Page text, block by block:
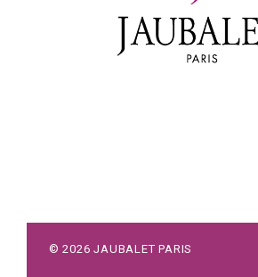
©2026 JAUBALET PARIS